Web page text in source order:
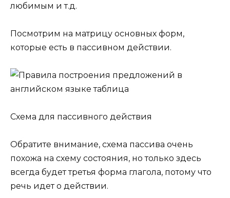
любимым и т.д.
Посмотрим на матрицу основных форм,
которые есть в пассивном действии.
Схема для пассивного действия
Обратите внимание, схема пассива очень
похожа на схему состояния, но только здесь
всегда будет третья форма глагола, потому что
речь идет о действии.